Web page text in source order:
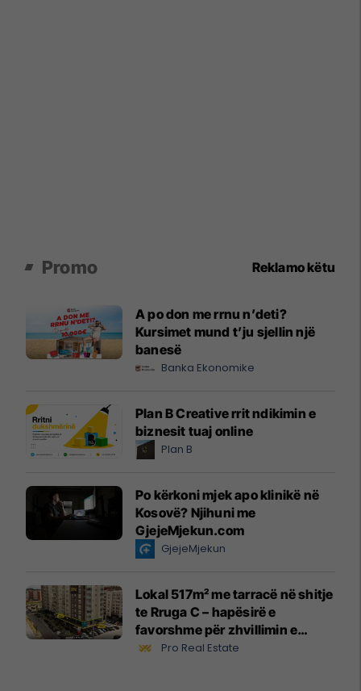
Promo Reklamo këtu
A po don me rrnu n’deti?
Kursimet mund t’ju sjellin një
banesë
Banka Ekonomike
Plan B Creative rrit ndikimin e
biznesit tuaj online
Plan B
Po kërkoni mjek apo klinikë në
Kosovë? Njihuni me
GjejeMjekun.com
GjejeMjekun
Lokal 517m² me tarracë në shitje
te Rruga C – hapësirë e
favorshme për zhvillimin e
biznesit #15796
Pro Real Estate